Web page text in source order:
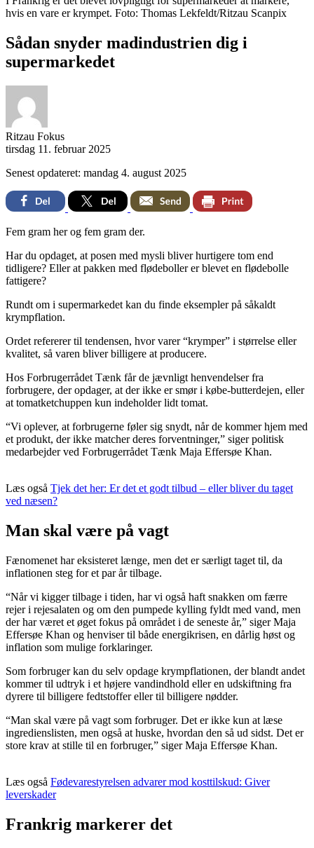
hvis en vare er krympet. Foto: Thomas Lekfeldt/Ritzau Scanpix
Sådan snyder madindustrien dig i
supermarkedet
Ritzau Fokus
tirsdag 11. februar 2025
Senest opdateret: mandag 4. august 2025
Facebook
Twitter Email Print
Fem gram her og fem gram der.
Har du opdaget, at posen med mysli bliver hurtigere tom end
tidligere? Eller at pakken med flødeboller er blevet en flødebolle
fattigere?
Rundt om i supermarkedet kan du finde eksempler på såkaldt
krympflation.
Ordet refererer til tendensen, hvor varer “krymper” i størrelse eller
kvalitet, så varen bliver billigere at producere.
Hos Forbrugerrådet Tænk får de jævnligt henvendelser fra
forbrugere, der opdager, at der ikke er smør i købe-butterdejen, eller
at tomatketchuppen kun indeholder lidt tomat.
“Vi oplever, at forbrugerne føler sig snydt, når de kommer hjem med
et produkt, der ikke matcher deres forventninger,” siger politisk
medarbejder ved Forbrugerrådet Tænk Maja Effersøe Khan.
Læs også Tjek det her: Er det et godt tilbud – eller bliver du taget
ved næsen?
Man skal være på vagt
Fænomenet har eksisteret længe, men det er særligt taget til, da
inflationen steg for et par år tilbage.
“Når vi kigger tilbage i tiden, har vi også haft snakken om færre
rejer i rejesalaten og om den pumpede kylling fyldt med vand, men
der har været et øget fokus på området i de seneste år,” siger Maja
Effersøe Khan og henviser til både energikrisen, en dårlig høst og
inflation som mulige forklaringer.
Som forbruger kan du selv opdage krympflationen, der blandt andet
kommer til udtryk i et højere vandindhold eller en udskiftning fra
dyrere til billigere fedtstoffer eller til billigere nødder.
“Man skal være på vagt som forbruger. Det er ikke kun at læse
ingredienslisten, men også at huske, hvordan den så ud sidst. Det er
store krav at stille til en forbruger,” siger Maja Effersøe Khan.
Læs også Fødevarestyrelsen advarer mod kosttilskud: Giver
leverskader
Frankrig markerer det